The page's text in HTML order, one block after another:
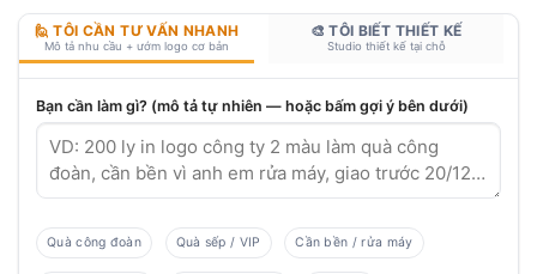
🙋 TÔI CẦN TƯ VẤN NHANH
Mô tả nhu cầu + ướm logo cơ bản
🎨 TÔI BIẾT THIẾT KẾ
Studio thiết kế tại chỗ
Bạn cần làm gì? (mô tả tự nhiên — hoặc bấm gợi ý bên dưới)
Quà công đoàn Quà sếp / VIP Cần bền / rửa máy